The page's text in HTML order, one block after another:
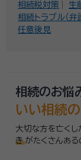
相続税対策
生
相続トラブル（弁
任意後見
相続のお悩
いい相続
大切な方を亡くし
き がたくさんある